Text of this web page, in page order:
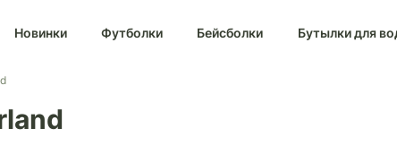
Новинки Футболки Бейсболки Бутылки для